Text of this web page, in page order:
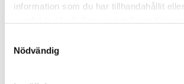
information som du har tillhandahållit
Nödvändig